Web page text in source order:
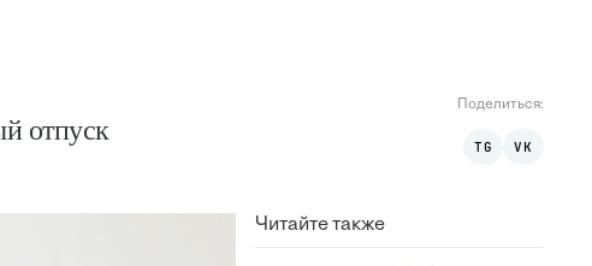
отпуск
Поделиться:
TG VK
Читайте также